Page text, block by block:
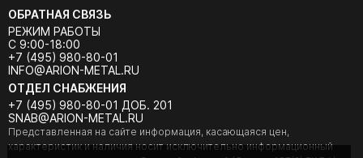
ОБРАТНАЯ СВЯЗЬ
РЕЖИМ РАБОТЫ
С 9:00-18:00
+7 (495) 980-80-01
INFO@ARION-METAL.RU
ОТДЕЛ СНАБЖЕНИЯ
+7 (495) 980-80-01 ДОБ. 201
SNAB@ARION-METAL.RU
Представленная на сайте информация, касающаяся цен,
характеристик и наличия носит исключительно информационный